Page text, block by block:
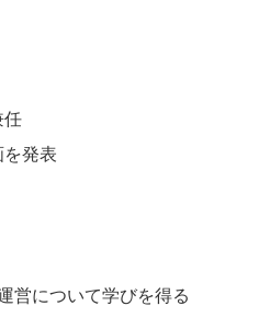
任
発表
営について学びを得る